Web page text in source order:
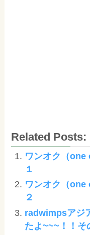
Related Posts:
ワンオク（
１
ワンオク（
２
radwimpsアジ
たよ~~~！！そ